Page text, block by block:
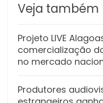
Veja também
Projeto LIVE
comercialização
no mercado
Produtores